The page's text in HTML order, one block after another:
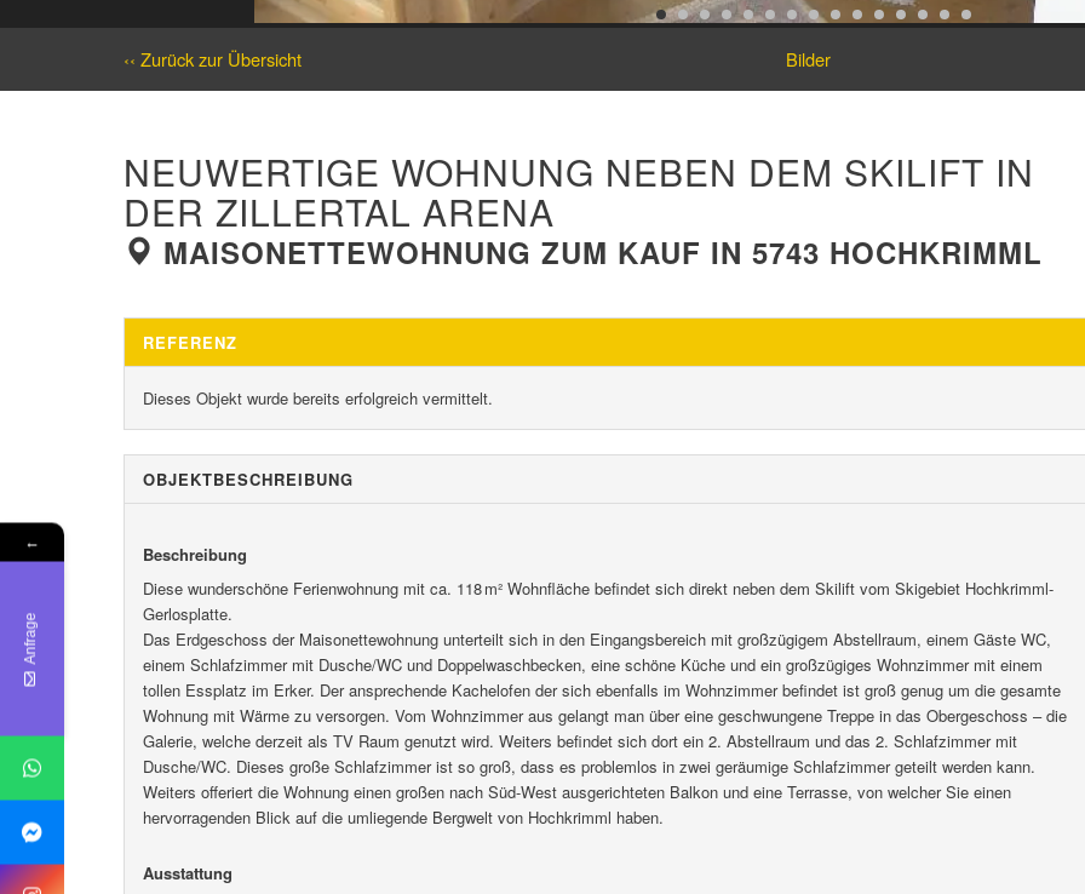
‹‹ Zurück zur Übersicht Bilder
NEUWERTIGE WOHNUNG NEBEN DEM SKILIFT IN
DER ZILLERTAL ARENA
MAISONETTEWOHNUNG ZUM KAUF IN 5743 HOCHKRIMML
REFERENZ
Dieses Objekt wurde bereits erfolgreich vermittelt.
OBJEKT­BESCHREIBUNG
Beschreibung
Diese wunderschöne Ferienwohnung mit ca. 118 m² Wohnfläche befindet sich direkt neben dem Skilift vom Skigebiet Hochkrimml-
Gerlosplatte.
Das Erdgeschoss der Maisonettewohnung unterteilt sich in den Eingangsbereich mit großzügigem Abstellraum, einem Gäste WC,
einem Schlafzimmer mit Dusche/WC und Doppelwaschbecken, eine schöne Küche und ein großzügiges Wohnzimmer mit einem
tollen Essplatz im Erker. Der ansprechende Kachelofen der sich ebenfalls im Wohnzimmer befindet ist groß genug um die gesamte
Wohnung mit Wärme zu versorgen. Vom Wohnzimmer aus gelangt man über eine geschwungene Treppe in das Obergeschoss – die
Galerie, welche derzeit als TV Raum genutzt wird. Weiters befindet sich dort ein 2. Abstellraum und das 2. Schlafzimmer mit
Dusche/WC. Dieses große Schlafzimmer ist so groß, dass es problemlos in zwei geräumige Schlafzimmer geteilt werden kann.
Weiters offeriert die Wohnung einen großen nach Süd-West ausgerichteten Balkon und eine Terrasse, von welcher Sie einen
hervorragenden Blick auf die umliegende Bergwelt von Hochkrimml haben.
Ausstattung
←
Anfrage